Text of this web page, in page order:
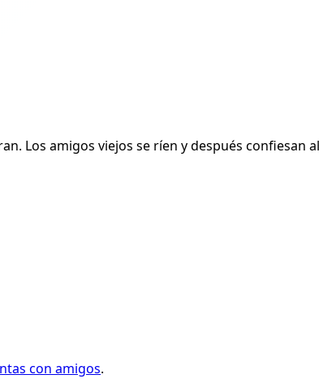
Los amigos viejos se ríen y después confiesan
con amigos.